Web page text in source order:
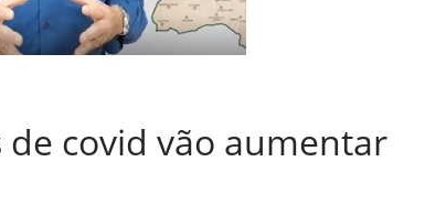
covid vão aumentar